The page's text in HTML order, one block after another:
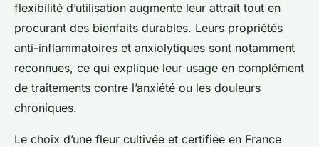
flexibilité d’utilisation augmente leur attrait tout en
procurant des bienfaits durables. Leurs propriétés
anti-inflammatoires et anxiolytiques sont notamment
reconnues, ce qui explique leur usage en complément
de traitements contre l’anxiété ou les douleurs
chroniques.
Le choix d’une fleur cultivée et certifiée en France